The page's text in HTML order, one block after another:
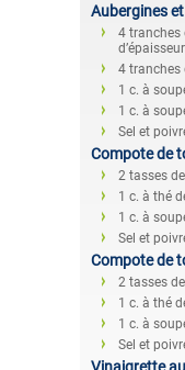
Aubergines
4 tranches
d’épaisseur
4 tranches
1 c. à
1 c. à
Sel et
Compote de
2 tasses
1 c. à thé
1 c. à
Sel et
Compote de
2 tasses
1 c. à thé
1 c. à
Sel et